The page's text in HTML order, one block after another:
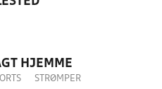
HJEMME
STRØMPER